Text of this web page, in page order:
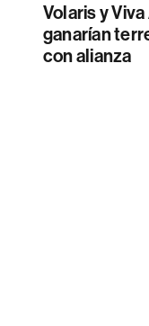
Volaris y
ganarían
con alianza